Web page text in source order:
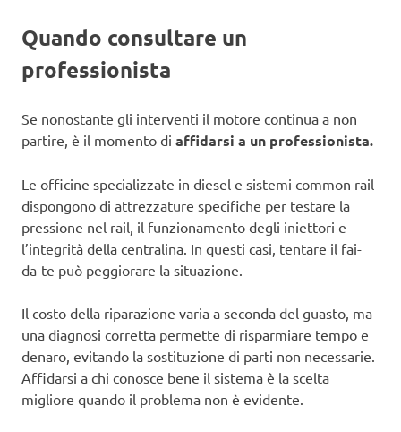
Quando consultare un
professionista
Se nonostante gli interventi il motore continua a non
partire, è il momento di affidarsi a un professionista.
Le officine specializzate in diesel e sistemi common rail
dispongono di attrezzature specifiche per testare la
pressione nel rail, il funzionamento degli iniettori e
l’integrità della centralina. In questi casi, tentare il fai-
da-te può peggiorare la situazione.
Il costo della riparazione varia a seconda del guasto, ma
una diagnosi corretta permette di risparmiare tempo e
denaro, evitando la sostituzione di parti non necessarie.
Affidarsi a chi conosce bene il sistema è la scelta
migliore quando il problema non è evidente.